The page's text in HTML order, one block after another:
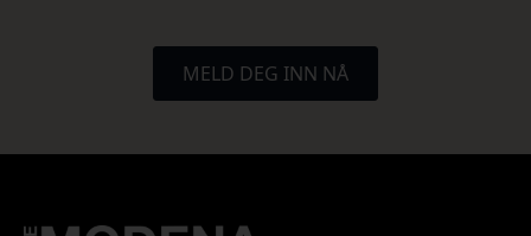
MELD DEG INN NÅ